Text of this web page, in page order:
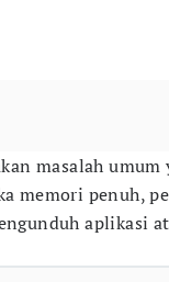
masalah umum
memori penuh,
aplikasi